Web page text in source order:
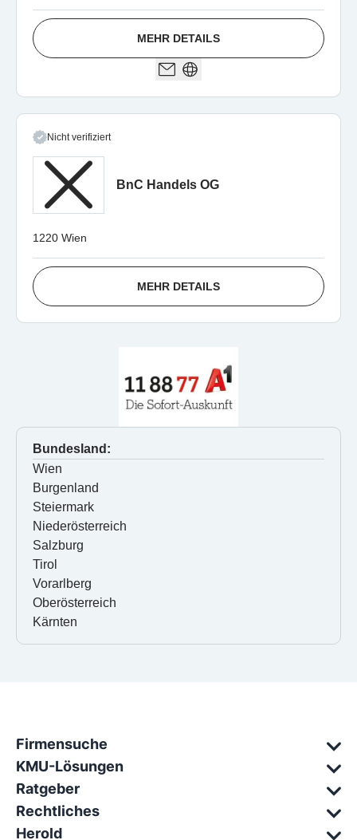
MEHR DETAILS
Nicht verifiziert
BnC Handels OG
1220 Wien
MEHR DETAILS
Bundesland:
Wien
Burgenland
Steiermark
Niederösterreich
Salzburg
Tirol
Vorarlberg
Oberösterreich
Kärnten
Firmensuche
KMU-Lösungen
Ratgeber
Rechtliches
Herold